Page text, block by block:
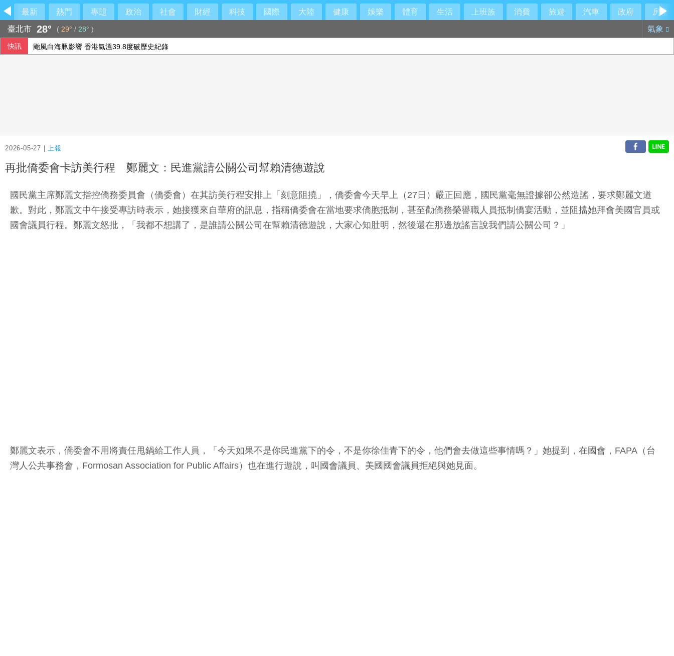
最新 熱門 專題 政治 社會 財經 科技 國際 大陸 健康 娛樂 體育 生活 上班族 消費 旅遊 汽車 政府
房產
臺北市 28° ( 29° / 28° ) 氣象
快訊 颱風白海豚影響 香港氣溫39.8度破歷史紀錄
2026-05-27 |上報
再批僑委會卡訪美行程 鄭麗文：民進黨請公關公司幫賴清德遊說
國民黨主席鄭麗文指控僑務委員會（僑委會）在其訪美行程安排上「刻意阻撓」，僑委會今天早上（27日）嚴正回應，國民黨毫無證據卻公然造謠，要求鄭麗文道
歉。對此，鄭麗文中午接受專訪時表示，她接獲來自華府的訊息，指稱僑委會在當地要求僑胞抵制，甚至勸僑務榮譽職人員抵制僑宴活動，並阻擋她拜會美國官員或
國會議員行程。鄭麗文怒批，「我都不想講了，是誰請公關公司在幫賴清德遊說，大家心知肚明，然後還在那邊放謠言說我們請公關公司？」
鄭麗文表示，僑委會不用將責任甩鍋給工作人員，「今天如果不是你民進黨下的令，不是你徐佳青下的令，他們會去做這些事情嗎？」她提到，在國會，FAPA（台
灣人公共事務會，Formosan Association for Public Affairs）也在進行遊說，叫國會議員、美國國會議員拒絕與她見面。